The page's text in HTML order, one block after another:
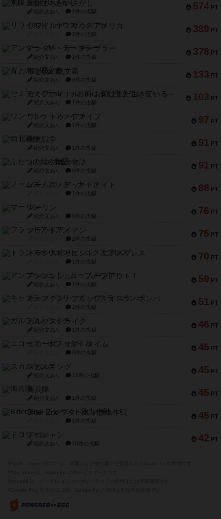
574 PT
無限まちがいさがし
紹介文あり 2件の投稿
389 PT
リワイルド：サウスアメリカ
2件の投稿
378 PT
アンダー・ザ・テーブラー
紹介文あり 1件の投稿
133 PT
宵と暁の呪文書
紹介文あり 8件の投稿
103 PT
セミファイナル ～お前はまだ生きている～
紹介文あり 1件の投稿
97 PT
ワン・トゥ・ファイブ
紹介文あり 1件の投稿
91 PT
南北戦争
紹介文あり 1件の投稿
91 PT
ふたつの城の物語
紹介文あり 6件の投稿
88 PT
ノームズ・アット・ナイト
1件の投稿
76 PT
マーリン
紹介文あり 6件の投稿
75 PT
フラットアイアン
2件の投稿
70 PT
トランスオリエント・エクスプレス
1件の投稿
59 PT
アンブッシュ！：ムーブアウト！
紹介文あり 1件の投稿
51 PT
キャプテン・フリップ：イスラ・ボンバ
2件の投稿
46 PT
ガルフストライク
紹介文あり 1件の投稿
45 PT
エコーズ・オブ・タイム
8件の投稿
45 PT
スカルキング
紹介文あり 12件の投稿
45 PT
海兵隊
紹介文あり 1件の投稿
45 PT
Bitter End ブタペスト救出作戦
1件の投稿
42 PT
ドコジャン
紹介文あり 10件の投稿